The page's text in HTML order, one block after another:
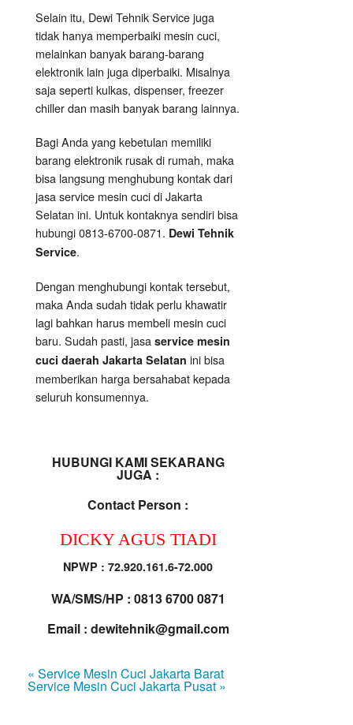
Selain itu, Dewi Tehnik Service juga
tidak hanya memperbaiki mesin cuci,
melainkan banyak barang-barang
elektronik lain juga diperbaiki. Misalnya
saja seperti kulkas, dispenser, freezer
chiller dan masih banyak barang lainnya.
Bagi Anda yang kebetulan memiliki
barang elektronik rusak di rumah, maka
bisa langsung menghubung kontak dari
jasa service mesin cuci di Jakarta
Selatan ini. Untuk kontaknya sendiri bisa
hubungi 0813-6700-0871. Dewi Tehnik
Service.
Dengan menghubungi kontak tersebut,
maka Anda sudah tidak perlu khawatir
lagi bahkan harus membeli mesin cuci
baru. Sudah pasti, jasa service mesin
cuci daerah Jakarta Selatan ini bisa
memberikan harga bersahabat kepada
seluruh konsumennya.
HUBUNGI KAMI SEKARANG
JUGA :
Contact Person :
DICKY AGUS TIADI
NPWP : 72.920.161.6-72.000
WA/SMS/HP : 0813 6700 0871
Email : dewitehnik@gmail.com
« Service Mesin Cuci Jakarta Barat
Service Mesin Cuci Jakarta Pusat »